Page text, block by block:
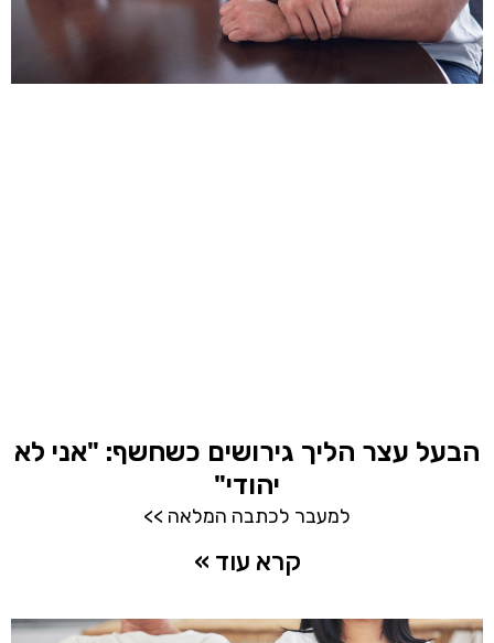
הבעל עצר הליך גירושים כשחשף: "אני לא
יהודי"
למעבר לכתבה המלאה >>
קרא עוד »